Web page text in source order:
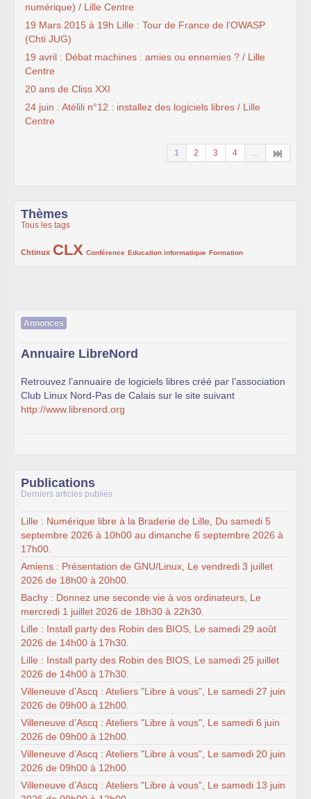
numérique) / Lille Centre
19 Mars 2015 à 19h Lille : Tour de France de l’OWASP
(Chti JUG)
19 avril : Débat machines : amies ou ennemies ? / Lille
Centre
20 ans de Cliss XXI
24 juin : Atélili n°12 : installez des logiciels libres / Lille
Centre
1 2 3 4 ...
Thèmes
Tous les tags
Chtinux
222/1002CLX
1002/1002 Conférence
132/1002 Education informatique
119/1002 Formation
168/1002
Annonces
Annuaire LibreNord
Retrouvez l’annuaire de logiciels libres créé par l’association
Club Linux Nord-Pas de Calais sur le site suivant
http://www.librenord.org
Publications
Derniers articles publiés
Lille : Numérique libre à la Braderie de Lille, Du samedi 5
septembre 2026 à 10h00 au dimanche 6 septembre 2026 à
17h00.
Amiens : Présentation de GNU/Linux, Le vendredi 3 juillet
2026 de 18h00 à 20h00.
Bachy : Donnez une seconde vie à vos ordinateurs, Le
mercredi 1 juillet 2026 de 18h30 à 22h30.
Lille : Install party des Robin des BIOS, Le samedi 29 août
2026 de 14h00 à 17h30.
Lille : Install party des Robin des BIOS, Le samedi 25 juillet
2026 de 14h00 à 17h30.
Villeneuve d’Ascq : Ateliers "Libre à vous", Le samedi 27 juin
2026 de 09h00 à 12h00.
Villeneuve d’Ascq : Ateliers "Libre à vous", Le samedi 6 juin
2026 de 09h00 à 12h00.
Villeneuve d’Ascq : Ateliers "Libre à vous", Le samedi 20 juin
2026 de 09h00 à 12h00.
Villeneuve d’Ascq : Ateliers "Libre à vous", Le samedi 13 juin